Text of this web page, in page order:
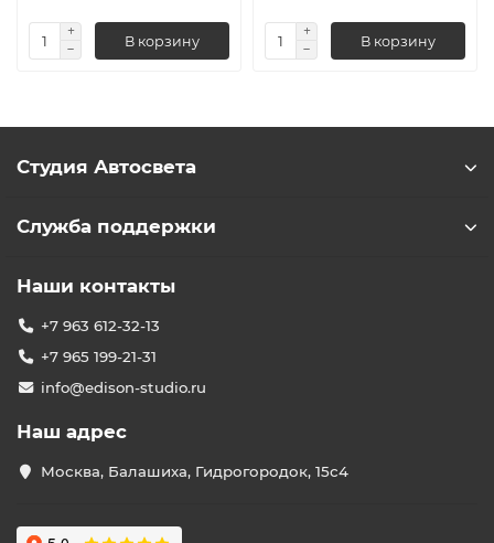
В корзину В корзину
Студия Автосвета
Служба поддержки
Наши контакты
+7 963 612-32-13
+7 965 199-21-31
info@edison-studio.ru
Наш адрес
Москва, Балашиха, Гидрогородок, 15с4